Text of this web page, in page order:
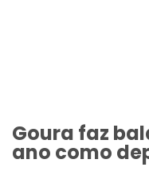
Goura faz
ano como